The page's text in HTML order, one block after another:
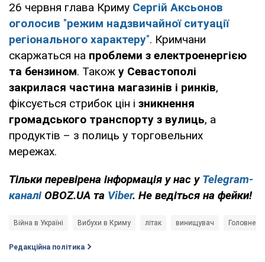
26 червня глава Криму Сергій Аксьонов
оголосив "режим надзвичайної ситуації
регіонального характеру". Кримчани
скаржаться на проблеми з електроенергією
та бензином. Також у Севастополі
закрилася частина магазинів і ринків,
фіксується стрибок цін і зникнення
громадського транспорту з вулиць, а
продуктів – з полиць у торговельних
мережах.
Тільки перевірена інформація у нас у Telegram-
каналі OBOZ.UA та Viber. Не ведіться на фейки!
Війна в Україні Вибухи в Криму літак винищувач Головне
Редакційна політика